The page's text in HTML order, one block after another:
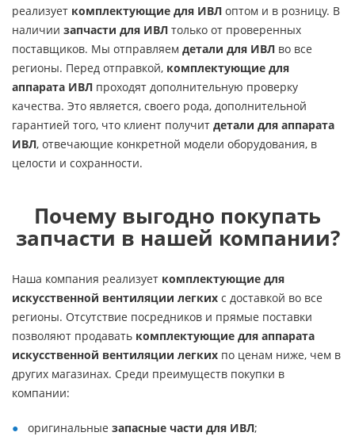
реализует комплектующие для ИВЛ оптом и в розницу. В
наличии запчасти для ИВЛ только от проверенных
поставщиков. Мы отправляем детали для ИВЛ во все
регионы. Перед отправкой, комплектующие для
аппарата ИВЛ проходят дополнительную проверку
качества. Это является, своего рода, дополнительной
гарантией того, что клиент получит детали для аппарата
ИВЛ, отвечающие конкретной модели оборудования, в
целости и сохранности.
Почему выгодно покупать
запчасти в нашей компании?
Наша компания реализует комплектующие для
искусственной вентиляции легких с доставкой во все
регионы. Отсутствие посредников и прямые поставки
позволяют продавать комплектующие для аппарата
искусственной вентиляции легких по ценам ниже, чем в
других магазинах. Среди преимуществ покупки в
компании:
оригинальные запасные части для ИВЛ;